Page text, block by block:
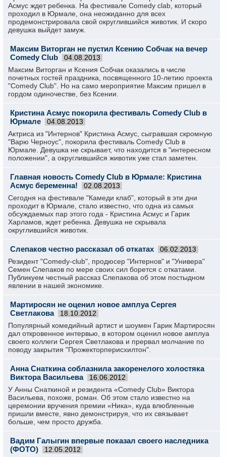
Асмус ждет ребенка. На фестивале Comedy clab, который
проходил в Юрмале, она неожиданно для всех
продемонстрировала свой округлившийся животик. И скоро
девушка выйдет замуж.
Максим Виторган не пустил Ксению Собчак на вечер
Comedy Club
04.08.2013
Максим Виторган и Ксения Собчак оказались в числе
почетных гостей праздника, посвященного 10-летию проекта
"Comedy Club". Но на само мероприятие Максим пришел в
гордом одиночестве, без Ксении.
Кристина Асмус покорила фестиваль Comedy Club в
Юрмале
04.08.2013
Актриса из "Интернов" Кристина Асмус, сыгравшая скромную
"Варю Черноус", покорила фестиваль Comedy Club в
Юрмале. Девушка не скрывает, что находится в "интересном
положении", а округлившийся животик уже стал заметен.
Главная новость Comedy Club в Юрмале: Кристина
Асмус беременна!
02.08.2013
Сегодня на фестивале "Камеди клаб", который в эти дни
проходит в Юрмале, стало известно, что одна из самых
обсуждаемых пар этого года - Кристина Асмус и Гарик
Харламов, ждет ребенка. Девушка не скрывала
округлившийся животик.
Слепаков честно рассказал об откатах 06.02.2013
Резидент "Comedy-club", продюсер "Интернов" и "Универа"
Семен Слепаков по мере своих сил борется с откатами.
Публикуем честный рассказ Слепакова об этом постыдном
явлении в нашей экономике.
Мартиросян не оценил новое амплуа Сергея
Светлакова
18.10.2012
Популярный комедийный артист и шоумен Гарик Мартиросян
дал откровенное интервью, в котором оценил новое амплуа
своего коллеги Сергея Светлакова и прервал молчание по
поводу закрытия "Прожекторперисхилтон".
Анна Снаткина соблазнила закоренелого холостяка
Виктора Васильева
16.06.2012
У Анны Снаткиной и резидента «Comedy Club» Виктора
Васильева, похоже, роман. Об этом стало известно на
церемонии вручения премии «Ника», куда влюбленные
пришли вместе, явно демонстрируя, что их связывает
больше, чем просто дружба.
Вадим Галыгин впервые показал своего наследника
(ФОТО)
12.05.2012